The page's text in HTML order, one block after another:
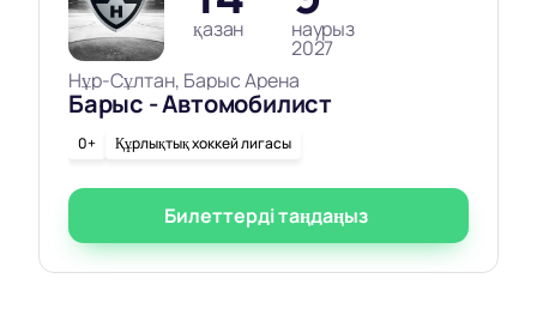
қазан наурыз
2027
Нұр-Сұлтан, Барыс Арена
Барыс - Автомобилист
0+ Құрлықтық хоккей лигасы
Билеттерді таңдаңыз